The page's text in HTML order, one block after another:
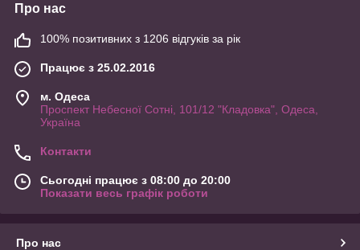
Про нас
100% позитивних з 1206 відгуків за рік
Працює з 25.02.2016
м. Одеса
Проспект Небесної Сотні, 101/12 "Кладовка", Одеса,
Україна
Контакти
Сьогодні працює з 08:00 до 20:00
Показати весь графік роботи
Про нас